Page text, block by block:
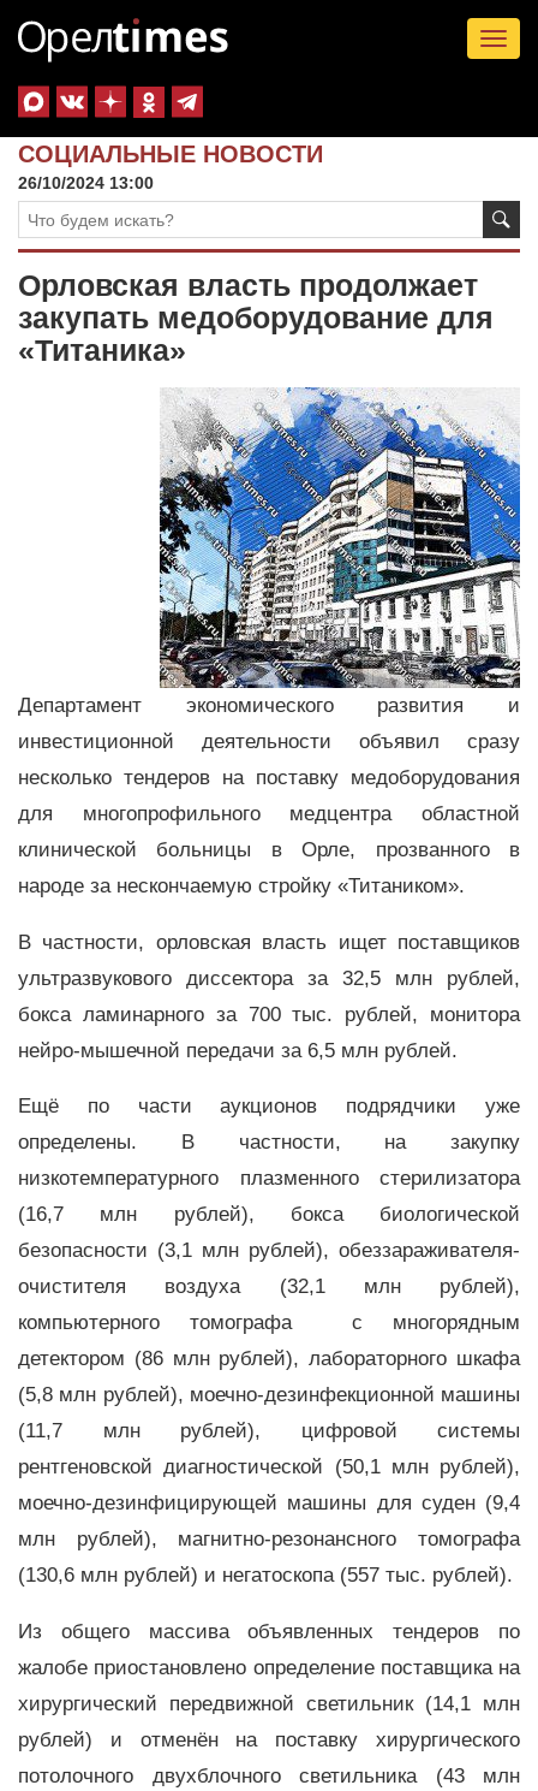
СОЦИАЛЬНЫЕ НОВОСТИ
26/10/2024 13:00
Орловская власть продолжает
закупать медоборудование для
«Титаника»
Департамент экономического развития и
инвестиционной деятельности объявил сразу
несколько тендеров на поставку медоборудования
для многопрофильного медцентра областной
клинической больницы в Орле, прозванного в
народе за нескончаемую стройку «Титаником».
В частности, орловская власть ищет поставщиков
ультразвукового диссектора за 32,5 млн рублей,
бокса ламинарного за 700 тыс. рублей, монитора
нейро-мышечной передачи за 6,5 млн рублей.
Ещё по части аукционов подрядчики уже
определены. В частности, на закупку
низкотемпературного плазменного стерилизатора
(16,7 млн рублей), бокса биологической
безопасности (3,1 млн рублей), обеззараживателя-
очистителя воздуха (32,1 млн рублей),
компьютерного томографа с многорядным
детектором (86 млн рублей), лабораторного шкафа
(5,8 млн рублей), моечно-дезинфекционной машины
(11,7 млн рублей), цифровой системы
рентгеновской диагностической (50,1 млн рублей),
моечно-дезинфицирующей машины для суден (9,4
млн рублей), магнитно-резонансного томографа
(130,6 млн рублей) и негатоскопа (557 тыс. рублей).
Из общего массива объявленных тендеров по
жалобе приостановлено определение поставщика на
хирургический передвижной светильник (14,1 млн
рублей) и отменён на поставку хирургического
потолочного двухблочного светильника (43 млн